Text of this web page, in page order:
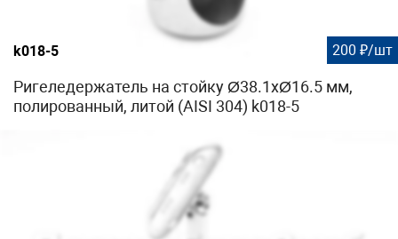
k018-5 200 ₽/шт
Ригеледержатель на стойку Ø38.1хØ16.5 мм,
полированный, литой (AISI 304) k018-5